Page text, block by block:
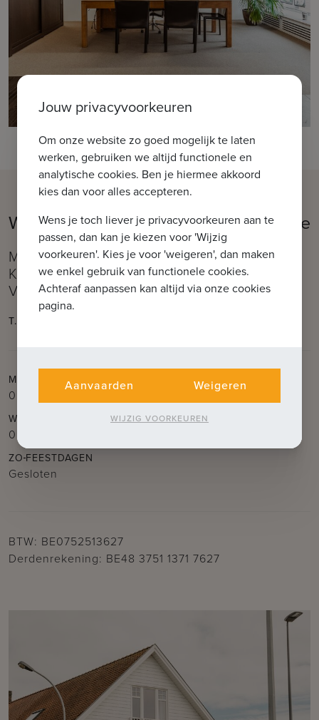
Welkom in ons kantoor IMMAX Brugge
Moerkerkse Steenweg 1, 8310 Brugge (Sint-
Kruis)
Vlakbij de Kruispoort
T.
MA VR
09.30u – 12.30u
WO
09.30u – 12.30u
ZO FEESTDAGEN
Gesloten
BTW: BE0752513627
Derdenrekening: BE48 3751 1371 7627
Jouw privacyvoorkeuren
Om onze website zo goed mogelijk te laten
werken, gebruiken we altijd functionele en
analytische cookies. Ben je hiermee akkoord
kies dan voor alles accepteren.
Wens je toch liever je privacyvoorkeuren aan te
passen, dan kan je kiezen voor 'Wijzig
voorkeuren'. Kies je voor 'weigeren', dan maken
we enkel gebruik van functionele cookies.
Achteraf aanpassen kan altijd via onze cookies
pagina.
Aanvaarden Weigeren
WIJZIG VOORKEUREN